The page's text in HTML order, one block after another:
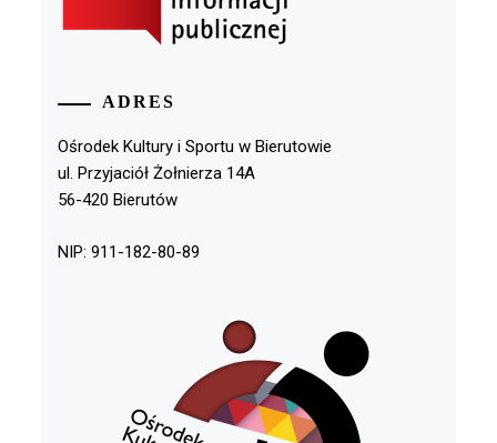
ADRES
Ośrodek Kultury i Sportu w Bierutowie
ul. Przyjaciół Żołnierza 14A
56-420 Bierutów
NIP: 911-182-80-89